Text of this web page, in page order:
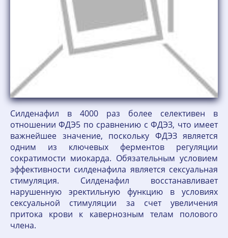
Силденафил в 4000 раз более селективен в
отношении ФДЭ5 по сравнению с ФДЭЗ, что имеет
важнейшее значение, поскольку ФДЭЗ является
одним из ключевых ферментов регуляции
сократимости миокарда. Обязательным условием
эффективности силденафила является сексуальная
стимуляция. Силденафил восстанавливает
нарушенную эректильную функцию в условиях
сексуальной стимуляции за счет увеличения
притока крови к кавернозным телам полового
члена.